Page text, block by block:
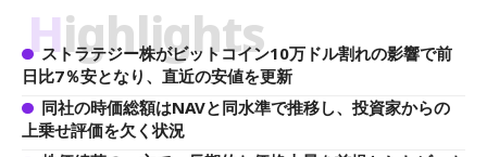
Highlights
ストラテジー株がビットコイン10万ドル割れの影響で前
日比7％安となり、直近の安値を更新
同社の時価総額はNAVと同水準で推移し、投資家からの
上乗せ評価を欠く状況